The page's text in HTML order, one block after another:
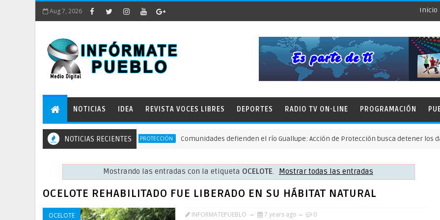
Aug 7, 2026 Inicio
NOTICIAS IDEA REVISTA VOCES LIBRES DEPORTES RADIO TV ON-LINE PROGRAMACIÓN
NOTICIAS RECIENTES
ACCIÓN DE PROTECCIÓN Comunidades defienden el río Guallupe: Acción de Protección busca detener los daños
Mostrando las entradas con la etiqueta OCELOTE. Mostrar todas las entradas
OCELOTE REHABILITADO FUE LIBERADO EN SU HÁBITAT NATURAL
OCELOTE INFORMATEPUEBLO 7 years ago 0